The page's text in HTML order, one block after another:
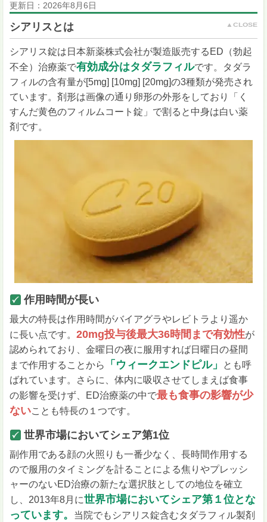
更新日： 2026年8月6日
シアリスとは
シアリス錠は日本新薬株式会社が製造販売するED（勃起
不全）治療薬で有効成分はタダラフィルです。タダラ
フィルの含有量が[5mg] [10mg] [20mg]の3種類が発売され
ています。剤形は画像の通り卵形の外形をしており「く
すんだ黄色のフィルムコート錠」で割ると中身は白い薬
剤です。
作用時間が長い
最大の特長は作用時間がバイアグラやレビトラより遥か
に長い点です。20mg投与後最大36時間まで有効性が
認められており、金曜日の夜に服用すれば日曜日の昼間
まで作用することから
「ウィークエンドピル」
とも呼
ばれています。さらに、体内に吸収させてしまえば食事
の影響を受けず、ED治療薬の中で最も食事の影響が少
ないことも特長の１つです。
世界市場においてシェア第1位
副作用である顔の火照りも一番少なく、長時間作用する
ので服用のタイミングを計ることによる焦りやプレッシ
ャーのないED治療の新たな選択肢としての地位を確立
し、2013年8月に世界市場においてシェア第１位とな
っています。
当院でもシアリス錠含むタダラフィル製剤